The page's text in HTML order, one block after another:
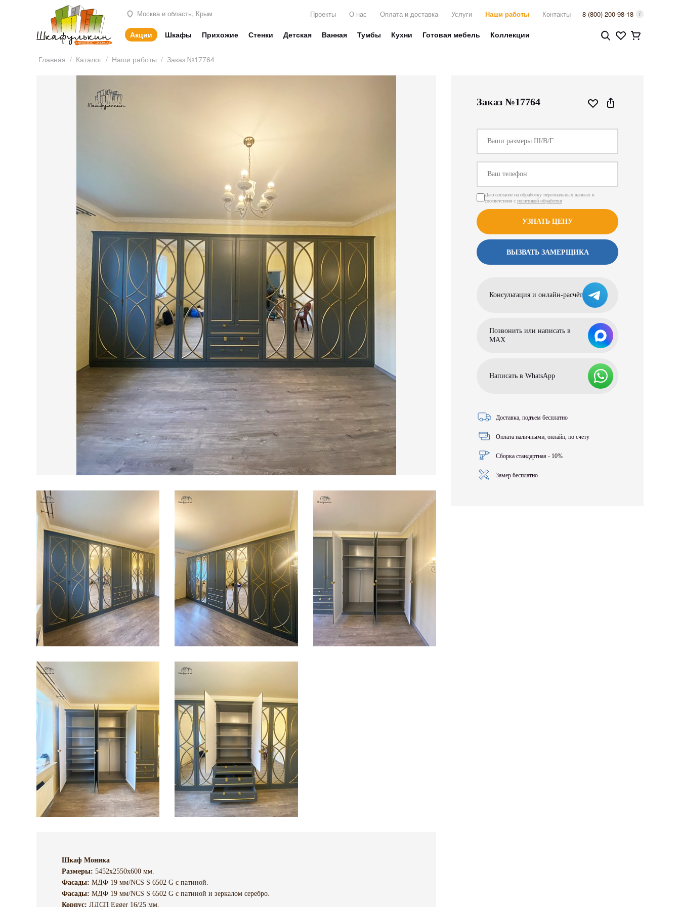
Москва и область, Крым Проекты О нас Оплата и доставка Услуги Наши работы Контакты 8 (800) 200-98-18
Акции Шкафы Прихожие Стенки Детская Ванная Тумбы Кухни Готовая мебель Коллекции
Главная / Каталог / Наши работы / Заказ №17764
Шкаф Моника
Размеры: 5452х2550х600 мм.
Фасады: МДФ 19 мм/NCS S 6502 G с патиной.
Фасады: МДФ 19 мм/NCS S 6502 G с патиной и зеркалом серебро.
Корпус: ЛДСП Egger 16/25 мм.
Заказ №17764
Даю согласие на обработку персональных данных в
соответствии с политикой обработки
УЗНАТЬ ЦЕНУ
ВЫЗВАТЬ ЗАМЕРЩИКА
Консультация и онлайн-расчёт
Позвонить или написать в
МАХ
Написать в WhatsApp
Доставка, подъем бесплатно
Оплата наличными, онлайн, по счету
Сборка стандартная - 10%
Замер бесплатно